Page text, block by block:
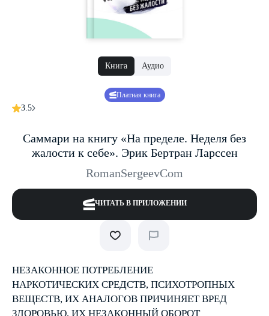
Книга Аудио
Платная книга
3.5
Саммари на книгу «На пределе. Неделя без
жалости к себе». Эрик Бертран Ларссен
RomanSergeevCom
ЧИТАТЬ В ПРИЛОЖЕНИИ
НЕЗАКОННОЕ ПОТРЕБЛЕНИЕ
НАРКОТИЧЕСКИХ СРЕДСТВ, ПСИХОТРОПНЫХ
ВЕЩЕСТВ, ИХ АНАЛОГОВ ПРИЧИНЯЕТ ВРЕД
ЗДОРОВЬЮ, ИХ НЕЗАКОННЫЙ ОБОРОТ